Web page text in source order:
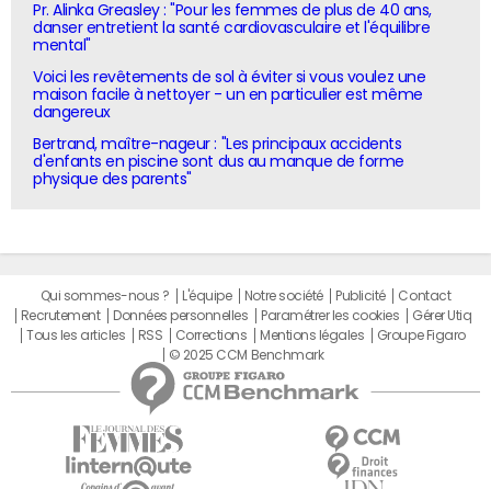
Pr. Alinka Greasley : "Pour les femmes de plus de 40 ans,
danser entretient la santé cardiovasculaire et l'équilibre
mental"
Voici les revêtements de sol à éviter si vous voulez une
maison facile à nettoyer - un en particulier est même
dangereux
Bertrand, maître-nageur : "Les principaux accidents
d'enfants en piscine sont dus au manque de forme
physique des parents"
Qui sommes-nous ? L'équipe Notre société Publicité
Contact
Recrutement
Données personnelles Paramétrer les cookies
Gérer Utiq
Tous les articles
RSS Corrections Mentions légales
Groupe Figaro
© 2025 CCM Benchmark